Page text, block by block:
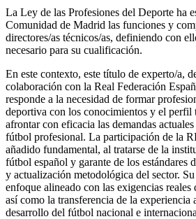
La Ley de las Profesiones del Deporte ha
Comunidad de Madrid las funciones y
directores/as técnicos/as, definiendo con
necesario para su cualificación.
En este contexto, este título de experto/a,
colaboración con la Real Federación
responde a la necesidad de formar
deportiva con los conocimientos y el perfil
afrontar con eficacia las demandas
fútbol profesional. La participación de la
añadido fundamental, al tratarse de la
fútbol español y garante de los estándares
y actualización metodológica del sector.
enfoque alineado con las exigencias
así como la transferencia de la experiencia
desarrollo del fútbol nacional e